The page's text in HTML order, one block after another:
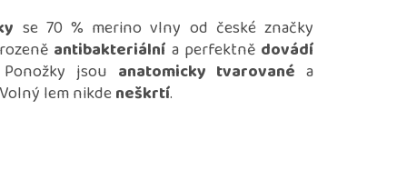
se 70 % merino vlny od české značky
antibakteriální a perfektně dovádí
jsou anatomicky tvarované a
lem nikde neškrtí.